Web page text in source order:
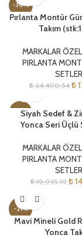
-30%
Pırlanta Montür
Takım
MARKALAR
PIRLANTA
SETLER
₺24,400.54 ₺
-29%
Siyah Sedef &
Yonca Seri Üçlü
MARKALAR
PIRLANTA
SETLER
₺19,935.19 ₺
-21%
Mavi Mineli Gold
Yonca